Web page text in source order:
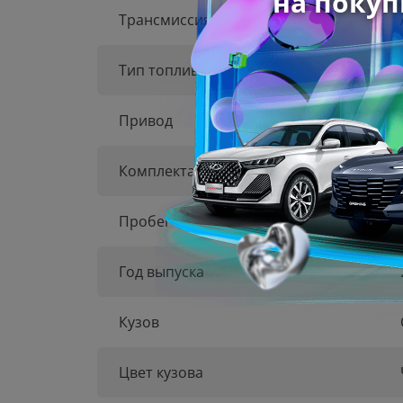
Трансмиссия
Тип топлива
Привод
Комплектация
Пробег
Год выпуска
Кузов
Цвет кузова